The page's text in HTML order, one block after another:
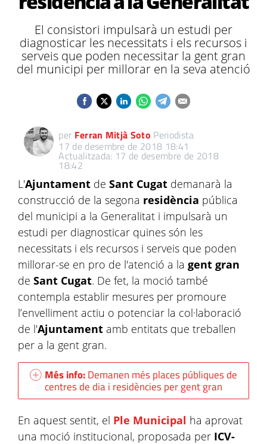
El consistori impulsarà un estudi per
diagnosticar les necessitats i els recursos i
serveis que poden necessitar la gent gran
del municipi per millorar en la seva atenció
per Ferran Mitjà Soto Periodista
17 de desembre de 2018 18:41
Actualitzada: 17 de desembre de 2018
18:42
L'Ajuntament de Sant Cugat demanarà la
construcció de la segona residència pública
del municipi a la Generalitat i impulsarà un
estudi per diagnosticar quines són les
necessitats i els recursos i serveis que poden
millorar-se en pro de l'atenció a la gent gran
de Sant Cugat. De fet, la moció també
contempla establir mesures per promoure
l’envelliment actiu o potenciar la col·laboració
de l'Ajuntament amb entitats que treballen
per a la gent gran.
Més info:Demanen més places públiques de
centres de dia i residències per gent gran
En aquest sentit, el Ple Municipal ha aprovat
una moció institucional, proposada per ICV-